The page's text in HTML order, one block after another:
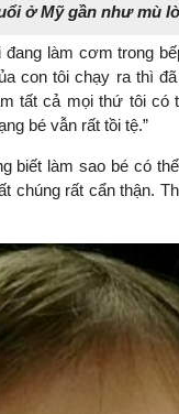
ở Mỹ gần như mù
đang làm cơm trong
con tôi chạy ra thì
tất cả mọi thứ tôi có
bé vẫn rất tồi tệ.”
biết làm sao bé có
chúng rất cẩn thận.
- Phó Viện trưởng